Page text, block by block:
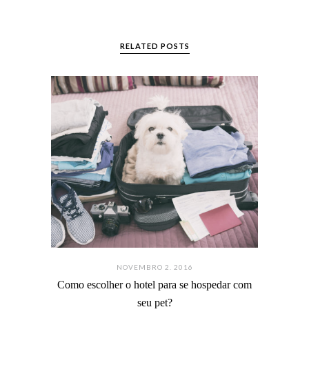
RELATED POSTS
NOVEMBRO 2. 2016
Como escolher o hotel para se hospedar com
seu pet?